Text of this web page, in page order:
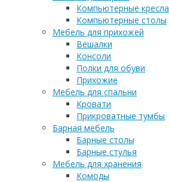
Компьютерные кресла
Компьютерные столы
Мебель для прихожей
Вешалки
Консоли
Полки для обуви
Прихожие
Мебель для спальни
Кровати
Прикроватные тумбы
Барная мебель
Барные столы
Барные стулья
Мебель для хранения
Комоды